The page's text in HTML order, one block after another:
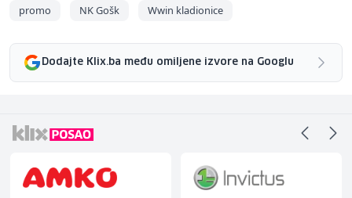
promo NK Gošk Wwin kladionice
Dodajte Klix.ba među omiljene izvore na Googlu